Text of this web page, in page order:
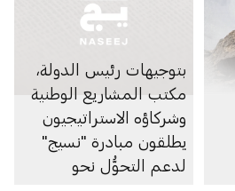
بتوجيهات رئيس الدولة،
مكتب المشاريع الوطنية
وشركاؤه الاستراتيجيون
يطلقون مبادرة "نسيج"
لدعم التحوُّل نحو